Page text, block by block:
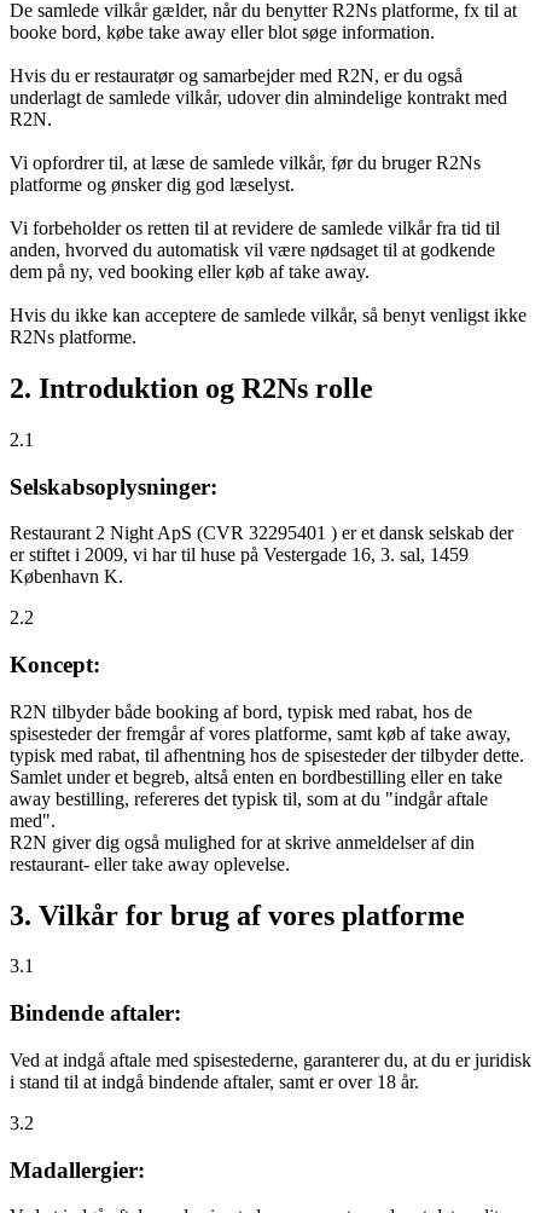
De samlede vilkår gælder, når du benytter R2Ns platforme, fx til at
booke bord, købe take away eller blot søge information.
Hvis du er restauratør og samarbejder med R2N, er du også
underlagt de samlede vilkår, udover din almindelige kontrakt med
R2N.
Vi opfordrer til, at læse de samlede vilkår, før du bruger R2Ns
platforme og ønsker dig god læselyst.
Vi forbeholder os retten til at revidere de samlede vilkår fra tid til
anden, hvorved du automatisk vil være nødsaget til at godkende
dem på ny, ved booking eller køb af take away.
Hvis du ikke kan acceptere de samlede vilkår, så benyt venligst ikke
R2Ns platforme.
2. Introduktion og R2Ns rolle
2.1
Selskabsoplysninger:
Restaurant 2 Night ApS (CVR 32295401 ) er et dansk selskab der
er stiftet i 2009, vi har til huse på Vestergade 16, 3. sal, 1459
København K.
2.2
Koncept:
R2N tilbyder både booking af bord, typisk med rabat, hos de
spisesteder der fremgår af vores platforme, samt køb af take away,
typisk med rabat, til afhentning hos de spisesteder der tilbyder dette.
Samlet under et begreb, altså enten en bordbestilling eller en take
away bestilling, refereres det typisk til, som at du "indgår aftale
med".
R2N giver dig også mulighed for at skrive anmeldelser af din
restaurant- eller take away oplevelse.
3. Vilkår for brug af vores platforme
3.1
Bindende aftaler:
Ved at indgå aftale med spisestederne, garanterer du, at du er juridisk
i stand til at indgå bindende aftaler, samt er over 18 år.
3.2
Madallergier: